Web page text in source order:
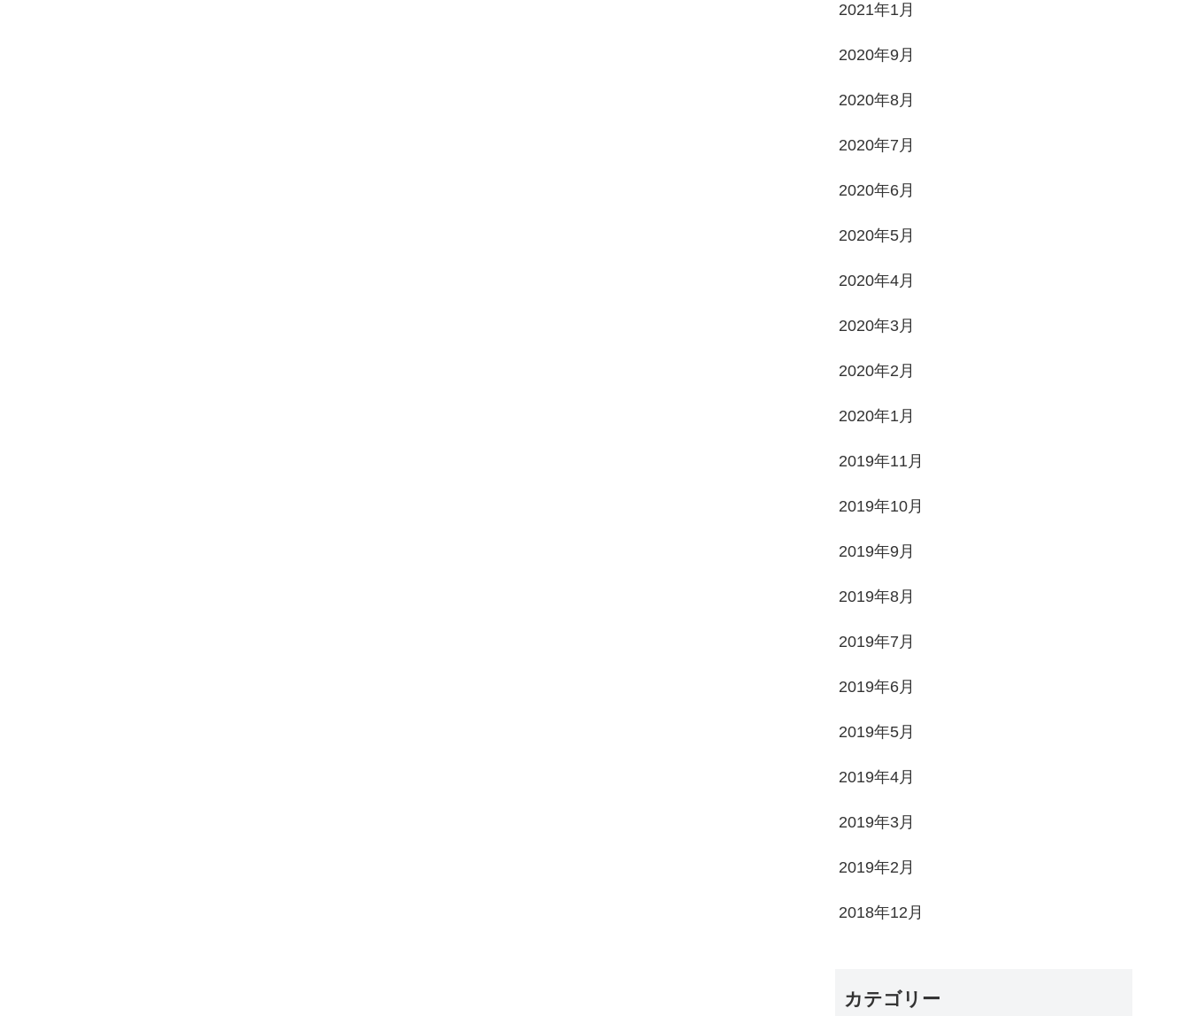
2021年1月
2020年9月
2020年8月
2020年7月
2020年6月
2020年5月
2020年4月
2020年3月
2020年2月
2020年1月
2019年11月
2019年10月
2019年9月
2019年8月
2019年7月
2019年6月
2019年5月
2019年4月
2019年3月
2019年2月
2018年12月
カテゴリー